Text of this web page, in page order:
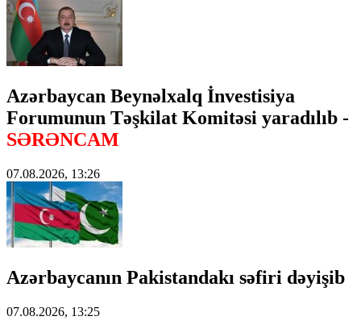
Azərbaycan Beynəlxalq İnvestisiya
Forumunun Təşkilat Komitəsi yaradılıb -
SƏRƏNCAM
07.08.2026, 13:26
Azərbaycanın Pakistandakı səfiri dəyişib
07.08.2026, 13:25